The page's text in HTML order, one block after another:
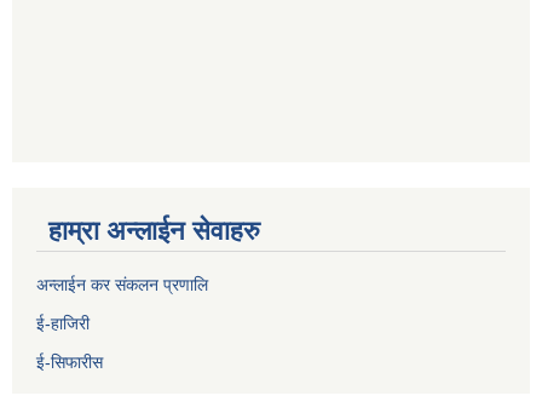
हाम्रा अन्लाईन सेवाहरु
अन्लाईन कर संकलन प्रणालि
ई-हाजिरी
ई-सिफारीस